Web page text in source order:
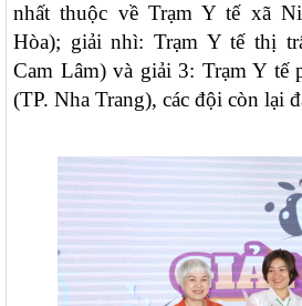
nhất thuộc về Trạm Y tế xã
Hòa); giải nhì: Trạm Y tế thị
Cam Lâm) và giải 3: Trạm Y tế
(TP. Nha Trang), các đội còn lại